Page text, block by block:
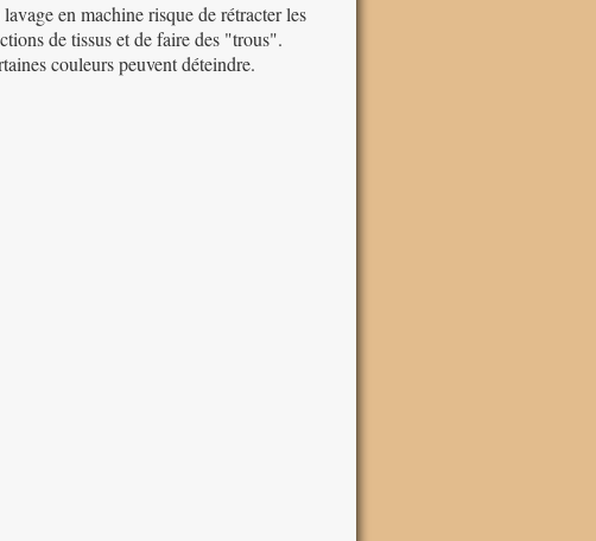
en machine risque de rétracter les
de tissus et de faire des "trous".
couleurs peuvent déteindre.